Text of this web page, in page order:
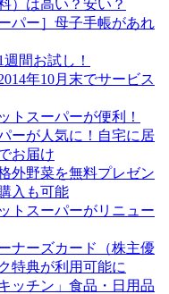
）は高い？安い？
パー］母子手帳があれ
間お試し！
年10月末でサービス
トスーパーが便利！
ーが人気に！自宅に居
お届け
外野菜を無料プレゼン
入も可能
トスーパーがリニュー
ナーズカード（株主優
特典が利用可能に
ッチン」食品・日用品